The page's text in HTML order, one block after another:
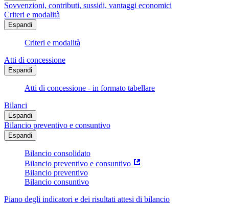
Sovvenzioni, contributi, sussidi, vantaggi economici
Criteri e modalità
Espandi
Criteri e modalità
Atti di concessione
Espandi
Atti di concessione - in formato tabellare
Bilanci
Espandi
Bilancio preventivo e consuntivo
Espandi
Bilancio consolidato
Bilancio preventivo e consuntivo
Bilancio preventivo
Bilancio consuntivo
Piano degli indicatori e dei risultati attesi di bilancio